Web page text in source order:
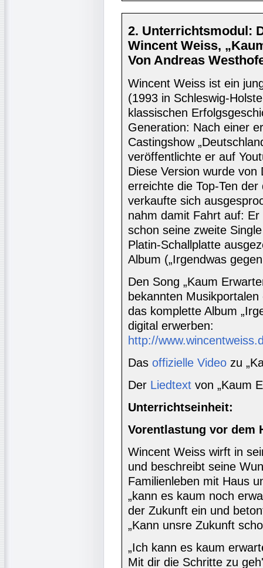
2. Unterrichtsmodul:
Wincent Weiss,
Von Andreas
Wincent Weiss ist ein
(1993 in Schleswig-
klassischen
Generation: Nach einer
Castingshow
veröffentlichte er auf
Diese Version wurde
erreichte die Top-Ten
verkaufte sich
nahm damit Fahrt auf:
schon seine zweite
Platin-Schallplatte
Album („Irgendwas
Den Song „Kaum
bekannten
das komplette Album
digital erwerben:
http://
Das offizielle Video zu
Der Liedtext von „Kaum
Unterrichtseinheit:
Vorentlastung vor dem
Wincent Weiss wirft in
und beschreibt seine
Familienleben mit Haus
„kann es kaum noch
der Zukunft ein und
„Kann unsre Zukunft
„Ich kann es kaum
Mit dir die Schritte zu